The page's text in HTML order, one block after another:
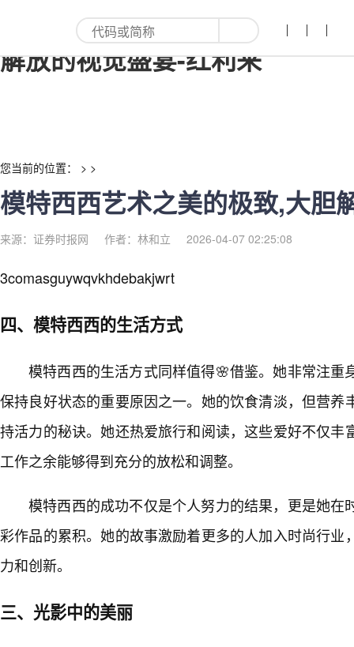
模特西西艺术之美的极致,大胆
解放的视觉盛宴-红利来
您当前的位置： > >
模特西西艺术之美的极致,大胆
来源：证券时报网 作者：林和立 2026-04-07 02:25:08
3comasguywqvkhdebakjwrt
四、模特西西的生活方式
模特西西的生活方式同样值得🌸借鉴。她非常注重
保持良好状态的重要原因之一。她的饮食清淡，但营养
持活力的秘诀。她还热爱旅行和阅读，这些爱好不仅丰
工作之余能够得到充分的放松和调整。
模特西西的成功不仅是个人努力的结果，更是她在
彩作品的累积。她的故事激励着更多的人加入时尚行业
力和创新。
三、光影中的美丽